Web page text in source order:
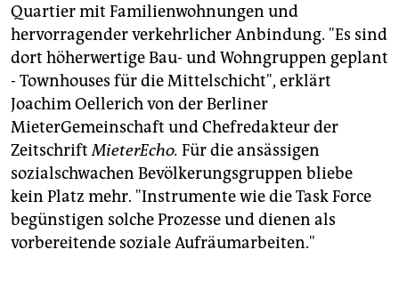
Quartier mit Familienwohnungen und
hervorragender verkehrlicher Anbindung. "Es sind
dort höherwertige Bau- und Wohngruppen geplant
- Townhouses für die Mittelschicht", erklärt
Joachim Oellerich von der Berliner
MieterGemeinschaft und Chefredakteur der
ZeitschriftMieterEcho. Für die ansässigen
sozialschwachen Bevölkerungsgruppen bliebe
kein Platz mehr. "Instrumente wie die Task Force
begünstigen solche Prozesse und dienen als
vorbereitende soziale Aufräumarbeiten."